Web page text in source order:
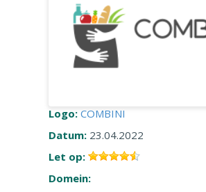
Gedrukte producten
Logo: COMBINI
Datum: 23.04.2022
Let op:
Domein: